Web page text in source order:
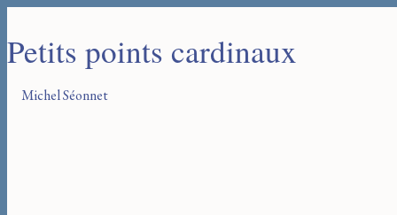
Petits points cardinaux
Michel Séonnet